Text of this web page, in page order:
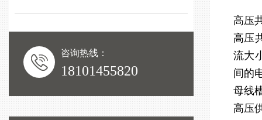
咨询热线：
18101455820
高压
高压
流大
间的
母线
高压